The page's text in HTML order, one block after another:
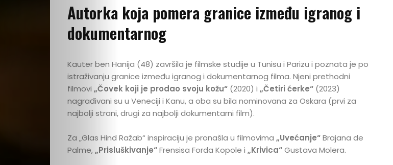
fokusu
Vizuelni
kutak
Kritički
ugao
BOLD
Autorka koja pomera granice između igranog i
dokumentarnog
Kauter ben Hanija (48) završila je filmske studije u Tunisu i Parizu i poznata je po
istraživanju granice između igranog i dokumentarnog filma. Njeni prethodni
filmovi „Čovek koji je prodao svoju kožu“(2020) i „Četiri ćerke“(2023)
nagrađivani su u Veneciji i Kanu, a oba su bila nominovana za Oskara (prvi za
najbolji strani, drugi za najbolji dokumentarni film).
Za „Glas Hind Ražab“ inspiraciju je pronašla u filmovima „Uvećanje“Brajana de
Palme,„Prisluškivanje“Frensisa Forda Kopole i „Krivica“Gustava Molera.